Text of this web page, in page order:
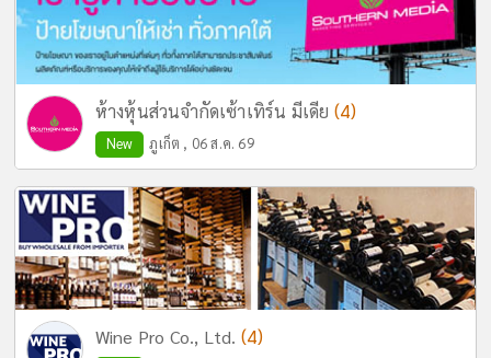
ห้างหุ้นส่วนจำกัดเซ้าเทิร์น มีเดีย (4)
New ภูเก็ต , 06 ส.ค. 69
Wine Pro Co., Ltd. (4)